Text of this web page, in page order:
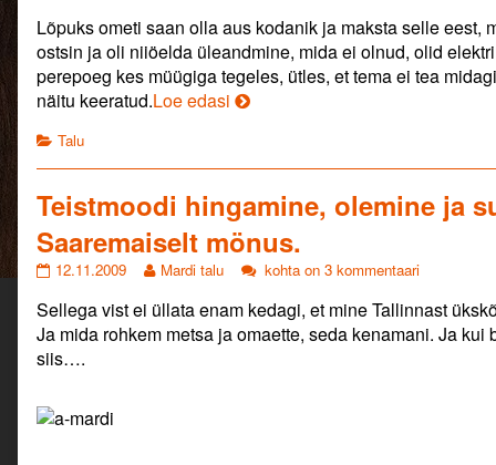
published
on
posts
by
the
author
of
Lõpuks ometi saan olla aus kodanik ja maksta selle eest,
ostsin ja oli niiöelda üleandmine, mida ei olnud, olid
perepoeg kes müügiga tegeles, ütles, et tema ei tea
näitu keeratud.Loe edasi Aus
Categories
Talu
Teistmoodi hingamine, olemine ja
Saaremaiselt mönus.
Teistmoodi
olemine
ja
suhtlemine,
kenasti
mönus.
published
12.11.2009
Read
posts
by
the
Mardi talu
Teistmoodi
olemine
ja
suhtlemine,
kohta on 3 kommentaari
Sellega vist ei üllata enam kedagi, et mine Tallinnast
Ja mida rohkem metsa ja omaette, seda kenamani. Ja
siis….